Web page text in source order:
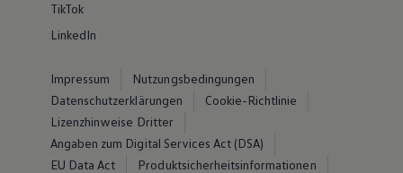
TikTok
LinkedIn
Impressum
Nutzungsbedingungen
Datenschutzerklärungen
Cookie-Richtlinie
Lizenzhinweise Dritter
Angaben zum Digital Services Act (DSA)
EU Data Act
Produktsicherheitsinformationen